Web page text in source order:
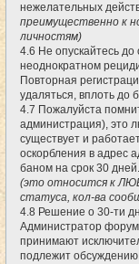
нежелательных
преимущественно к
личностям)
4.6 Не опускайтесь до
неоднократном
Повторная
удаляться, вплоть до
4.7 Пожалуйста
администрация), это
существует и
оскорбления в адрес
баном на срок 30
(это относится к
статуса, кол-ва
4.8 Решение о 30-ти
Администратор
принимают
подлежит